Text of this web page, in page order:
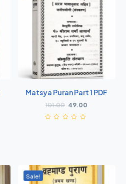
Matsya Puran Part 1 PDF
101.00 49.00
Sale!